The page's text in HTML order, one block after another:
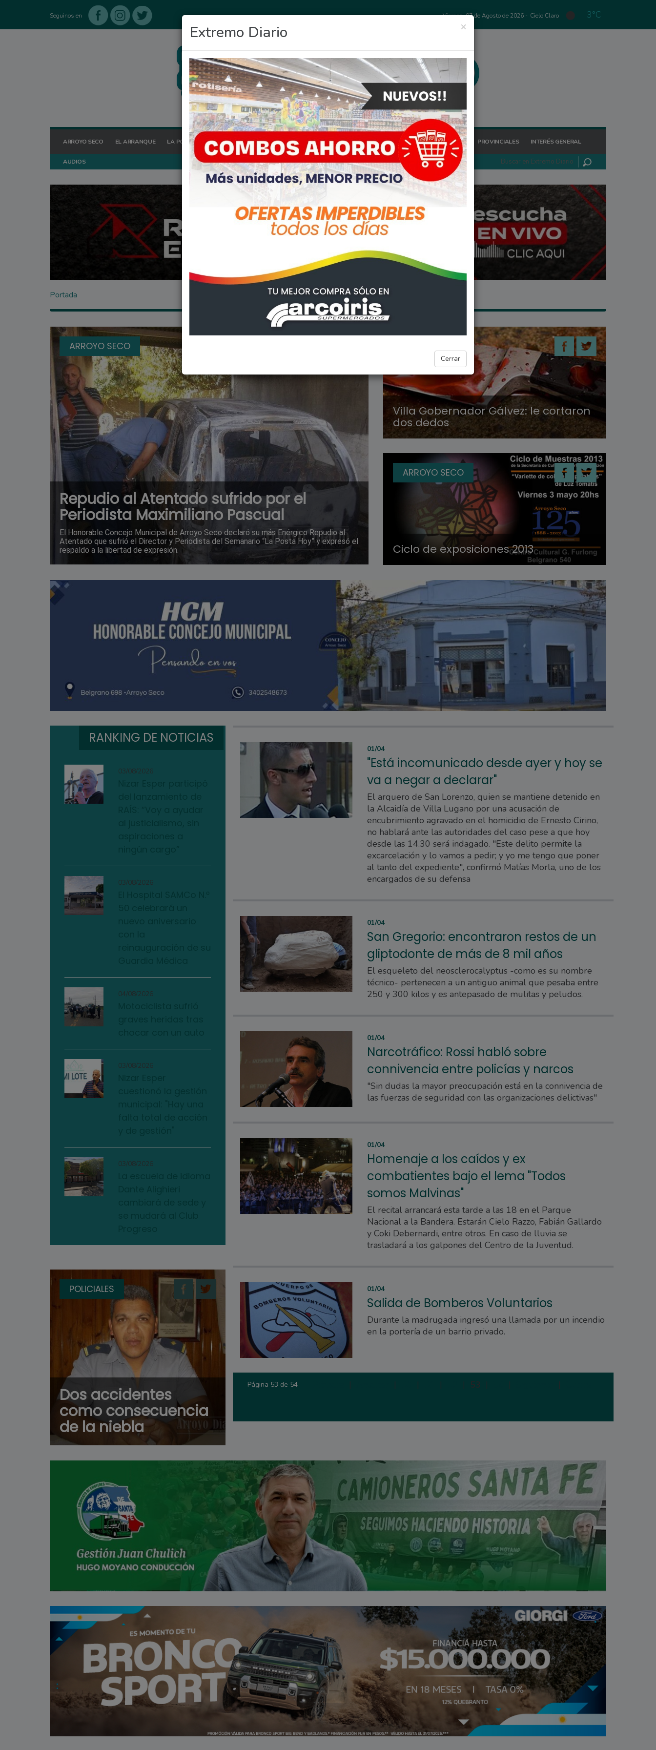
Seguinos en Viernes, 07 de Agosto de 2026 - Cielo Claro 3°C
ARROYO SECO EL ARRANQUE LA POSTA HOY OCIO DEPORTES FIGHIERA GENERAL LAGOS POLICIALES REGIONALES PROVINCIALES INTERÉS GENERAL
AUDIOS
×
Extremo Diario
Cerrar
Portada
ARROYO SECO
Repudio al Atentado sufrido por el
Periodista Maximiliano Pascual
El Honorable Concejo Municipal de Arroyo Seco declaró su más Enérgico Repudio al
Atentado que sufrió el Director y Periodista del Semanario “La Posta Hoy” y expresó el
respaldo a la libertad de expresión.
POLICIALES
Villa Gobernador Gálvez: le cortaron
dos dedos
ARROYO SECO
Ciclo de exposiciones 2013
RANKING DE NOTICIAS
03/08/2026
03/08/2026
04/08/2026
03/08/2026
03/08/2026
POLICIALES
Dos accidentes
como consecuencia
de la niebla
01/04
"Está incomunicado desde ayer y hoy se
va a negar a declarar"
El arquero de San Lorenzo, quien se mantiene detenido en
la Alcaidía de Villa Lugano por una acusación de
encubrimiento agravado en el homicidio de Ernesto Cirino,
no hablará ante las autoridades del caso pese a que hoy
desde las 14.30 será indagado. "Este delito permite la
excarcelación y lo vamos a pedir; y yo me tengo que poner
al tanto del expediente", confirmó Matías Morla, uno de los
encargados de su defensa
01/04
San Gregorio: encontraron restos de un
gliptodonte de más de 8 mil años
El esqueleto del neosclerocalyptus -como es su nombre
técnico- pertenecen a un antiguo animal que pesaba entre
250 y 300 kilos y es antepasado de mulitas y peludos.
01/04
Narcotráfico: Rossi habló sobre
connivencia entre policías y narcos
"Sin dudas la mayor preocupación está en la connivencia de
las fuerzas de seguridad con las organizaciones delictivas"
01/04
Homenaje a los caídos y ex
combatientes bajo el lema "Todos
somos Malvinas"
El recital arrancará esta tarde a las 18 en el Parque
Nacional a la Bandera. Estarán Cielo Razzo, Fabián Gallardo
y Coki Debernardi, entre otros. En caso de lluvia se
trasladará a los galpones del Centro de la Juventud.
01/04
Salida de Bomberos Voluntarios
Durante la madrugada ingresó una llamada por un incendio
en la portería de un barrio privado.
Página 53 de 54 | | | | | 53 | | |